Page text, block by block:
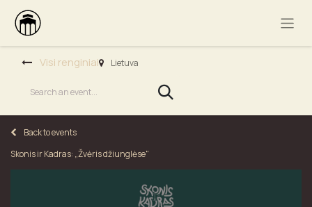
Visi renginiai Lietuva
Back to events
Skonis ir Kadras: „Žvėris džiunglėse"